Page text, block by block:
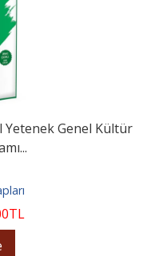
Yetenek Genel Kültür
TL